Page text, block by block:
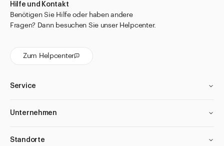
Hilfe und Kontakt
Benötigen Sie Hilfe oder haben andere
Fragen? Dann besuchen Sie unser Helpcenter.
Zum Helpcenter
Service
Unternehmen
Standorte